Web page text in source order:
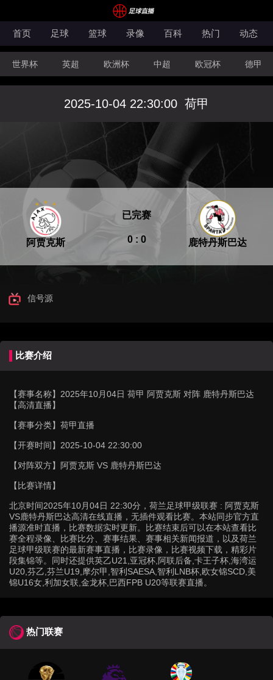
首页 足球 篮球 录像 百科 热门 动态
世界杯 英超 欧洲杯 中超 欧冠杯 德甲
CBA FIBA洲际杯
2025-10-04 22:30:00 荷甲
阿贾克斯 0 : 0
已完赛
鹿特丹斯巴达
信号源
比赛介绍
【赛事名称】 2025年10月04日 荷甲 阿贾克斯 对阵 鹿特丹斯巴达
【高清直播】
【赛事分类】 荷甲直播
【开赛时间】 2025-10-04 22:30:00
【对阵双方】 阿贾克斯 VS 鹿特丹斯巴达
【比赛详情】
北京时间2025年10月04日 22:30分，荷兰足球甲级联赛 : 阿贾克斯
VS鹿特丹斯巴达高清在线直播，无插件观看比赛。本站同步官方直
播源准时直播，比赛数据实时更新。比赛结束后可以在本站查看比
赛全程录像、比赛比分、赛事结果、赛事相关新闻报道，以及荷兰
足球甲级联赛的最新赛事直播，比赛录像，比赛视频下载，精彩片
段集锦等。同时还提供英乙U21,亚冠杯,阿联后备,卡王子杯,海湾运
U20,芬乙,芬兰U19,摩尔甲,智利SAESA,智利LNB杯,欧女锦SCD,美
锦U16女,利加女联,金龙杯,巴西FPB U20等联赛直播。
热门联赛